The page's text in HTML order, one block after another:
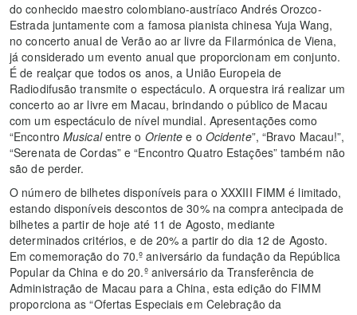
do conhecido maestro colombiano-austríaco Andrés Orozco-
Estrada juntamente com a famosa pianista chinesa Yuja Wang,
no concerto anual de Verão ao ar livre da Filarmónica de Viena,
já considerado um evento anual que proporcionam em conjunto.
É de realçar que todos os anos, a União Europeia de
Radiodifusão transmite o espectáculo. A orquestra irá realizar um
concerto ao ar livre em Macau, brindando o público de Macau
com um espectáculo de nível mundial. Apresentações como
“Encontro Musicalentre o Oriente e o Ocidente”, “Bravo Macau!”,
“Serenata de Cordas” e “Encontro Quatro Estações” também não
são de perder.
O número de bilhetes disponíveis para o XXXIII FIMM é limitado,
estando disponíveis descontos de 30% na compra antecipada de
bilhetes a partir de hoje até 11 de Agosto, mediante
determinados critérios, e de 20% a partir do dia 12 de Agosto.
Em comemoração do 70.º aniversário da fundação da República
Popular da China e do 20.º aniversário da Transferência de
Administração de Macau para a China, esta edição do FIMM
proporciona as “Ofertas Especiais em Celebração da